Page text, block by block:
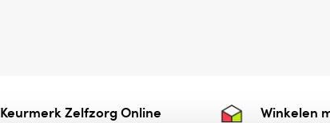
Keurmerk Zelfzorg Online Winkelen